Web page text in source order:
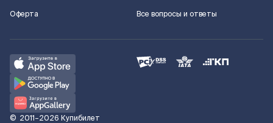
Оферта
Все вопросы и ответы
© 2011–2026 Купибилет